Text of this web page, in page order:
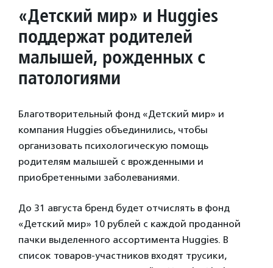
«Детский мир» и Huggies
поддержат родителей
малышей, рожденных с
патологиями
Благотворительный фонд «Детский мир» и
компания Huggies объединились, чтобы
организовать психологическую помощь
родителям малышей с врожденными и
приобретенными заболеваниями.
До 31 августа бренд будет отчислять в фонд
«Детский мир» 10 рублей с каждой проданной
пачки выделенного ассортимента Huggies. В
список товаров-участников входят трусики,